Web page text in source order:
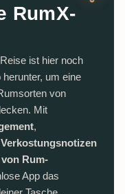
RumX-
ist hier noch
um eine
von
Mit
,
Verkostungsnotizen
Rum-
App das